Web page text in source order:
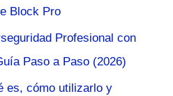
Block Pro
Profesional con
Paso a Paso (2026)
es, cómo utilizarlo y